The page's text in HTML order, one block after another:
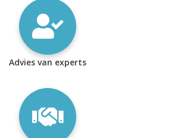
Advies van experts